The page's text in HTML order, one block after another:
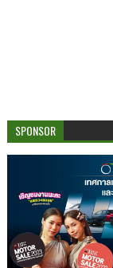
SPONSOR